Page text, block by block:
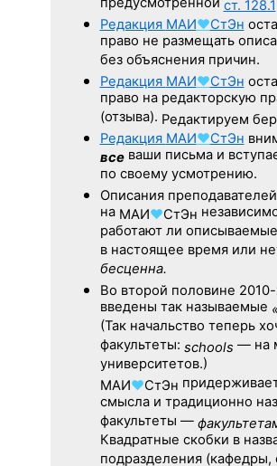
предусмотренной ст. 128.1
Редакция МАИ♥СтЭн
право не размещать
без объяснения причин.
Редакция МАИ♥СтЭн
право на редакторскую
(отзыва). Редактируем
Редакция МАИ♥СтЭн
всеваши письма и
по своему усмотрению.
Описания
на МАИ♥СтЭн
работают ли
в настоящее время или
бесценна.
Во второй половине 2010-
введены так называемые
(Так начальство теперь
факультеты: schools — на
университетов.)
МАИ♥СтЭн
смысла и традиционно
факультеты —
Квадратные скобки в
подразделения (кафедры,